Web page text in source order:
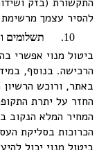
להסיר עצמך
תשלומים
הרכישה. בנוסף,
באתר, ורוכש
החזר על יתרת
המחיר המלא הנקוב
הכרוכות בסליקת